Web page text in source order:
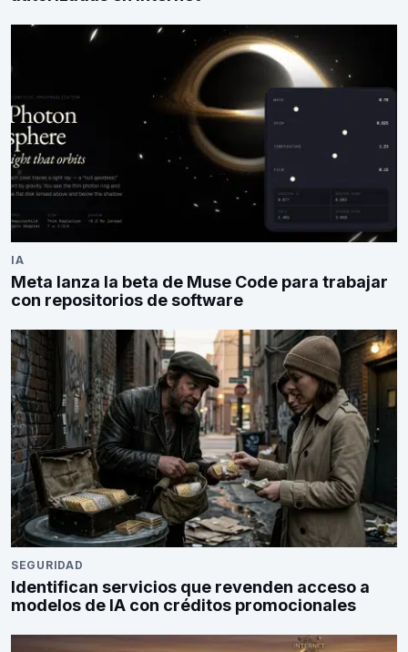
IA
Meta lanza la beta de Muse Code para trabajar
con repositorios de software
SEGURIDAD
Identifican servicios que revenden acceso a
modelos de IA con créditos promocionales